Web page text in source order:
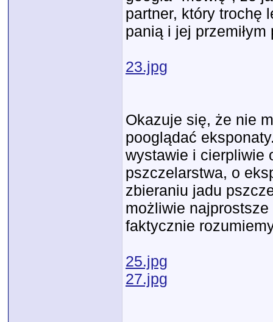
partner, który trochę
panią i jej przemiłym
23.jpg
Okazuje się, że nie
pooglądać
wystawie i cierpliwie
pszczelarstwa, o
zbieraniu jadu
możliwie
faktycznie
25.jpg
27.jpg